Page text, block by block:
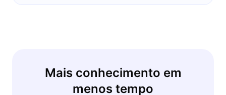
Mais conhecimento em
menos tempo